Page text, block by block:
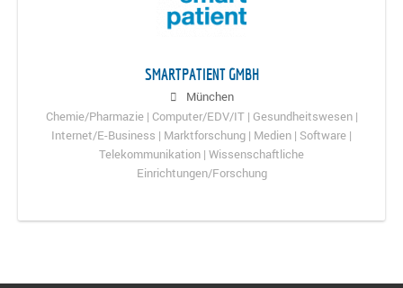
SMARTPATIENT GMBH
München
Chemie/Pharmazie | Computer/EDV/IT | Gesundheitswesen |
Internet/E-Business | Marktforschung | Medien | Software |
Telekommunikation | Wissenschaftliche
Einrichtungen/Forschung